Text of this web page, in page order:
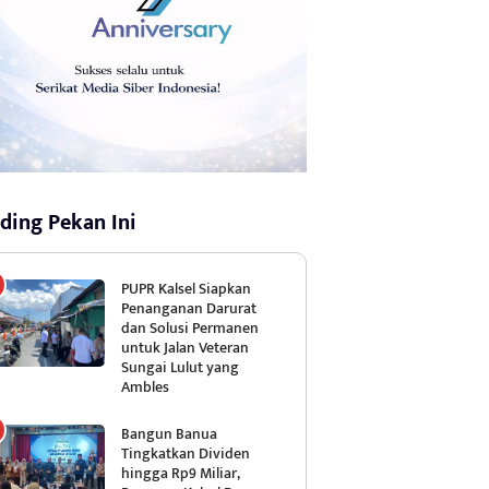
Pekan Ini
PUPR Kalsel Siapkan
Penanganan Darurat
dan Solusi Permanen
untuk Jalan Veteran
Sungai Lulut yang
Ambles
Bangun Banua
Tingkatkan Dividen
hingga Rp9 Miliar,